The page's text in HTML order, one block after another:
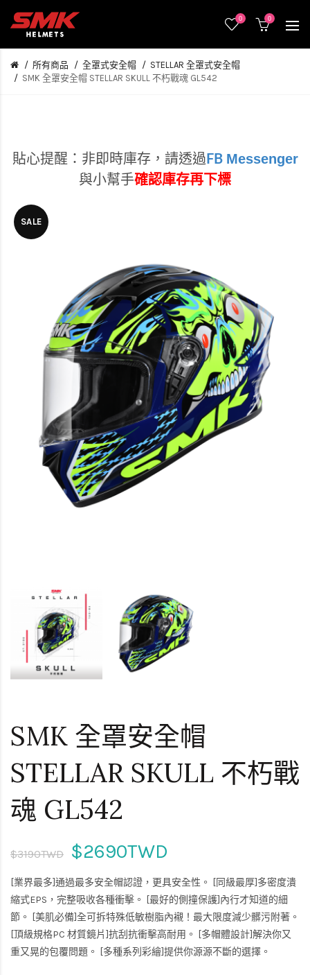
0 0
所有商品 全罩式安全帽
STELLAR 全罩式安全帽
SMK 全罩安全帽 STELLAR SKULL 不朽戰魂 GL542
貼心提醒：非即時庫存， 請透過 FB Messenger
與小幫手確認庫存再下標
SALE
SMK 全罩安全帽
STELLAR SKULL 不朽戰
魂 GL542
$3190TWD $2690TWD
[業界最多]通過最多安全帽認證，更具安全性。 [同級最厚]多密度潰
縮式EPS，完整吸收各種衝擊。 [最好的側撞保護]內行才知道的細
節。 [美肌必備]全可拆特殊低敏樹脂內襯！最大限度減少髒污附著。
[頂級規格PC 材質鏡片]抗刮抗衝擊高耐用。 [多帽體設計]解決你又
重又晃的包覆問題。 [多種系列彩繪]提供你源源不斷的選擇。